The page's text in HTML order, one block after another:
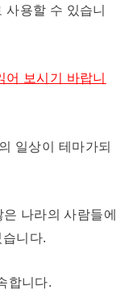
사용할 수 있습니
보시기 바랍니
일상이 테마가되
나라의 사람들에
니다.
합니다.